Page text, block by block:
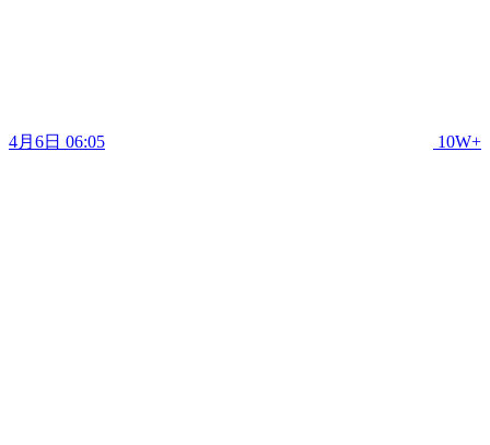
4月6日 06:05 10W+